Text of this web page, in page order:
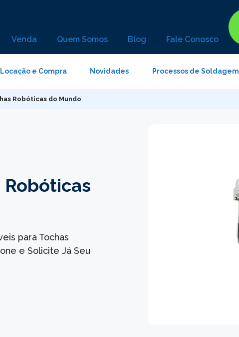
Venda Quem Somos Blog Fale Conosco
Locação e Compra Novidades Processos de Soldagem
Robóticas do Mundo
Robóticas
para Tochas
e Solicite Já Seu